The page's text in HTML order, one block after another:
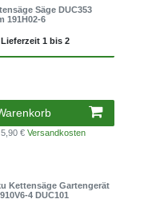
Säge DUC353
191H02-6
1 bis 2
5,90 €Versandkosten
Kettensäge Gartengerät
4 DUC101